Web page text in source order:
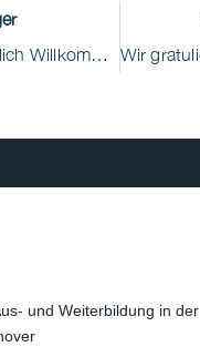
Herzlich Willkommen zur Leitungsweiterbildung im ZAB Hannover!
und Weiterbildung in der